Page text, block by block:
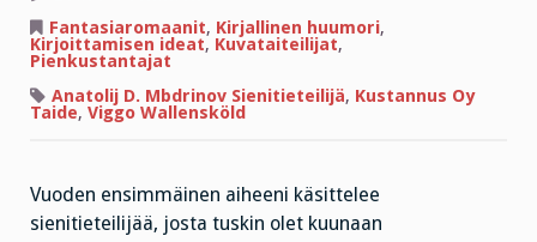
Wallensköld
ja
salaperäinen
Fantasiaromaanit, Kirjallinen huumori,
Kirjoittamisen ideat, Kuvataiteilijat,
Pienkustantajat
Anatolij D. Mbdrinov Sienitieteilijä, Kustannus Oy
Taide, Viggo Wallensköld
Vuoden ensimmäinen aiheeni käsittelee
sienitieteilijää, josta tuskin olet kuunaan